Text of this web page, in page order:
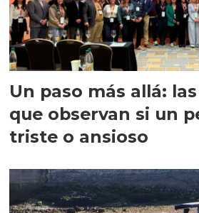
Un paso más allá:
que observan si un
triste o ansioso